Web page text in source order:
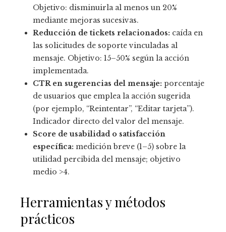
Objetivo: disminuirla al menos un 20%
mediante mejoras sucesivas.
Reducción de tickets relacionados: caída en
las solicitudes de soporte vinculadas al
mensaje. Objetivo: 15–50% según la acción
implementada.
CTR en sugerencias del mensaje: porcentaje
de usuarios que emplea la acción sugerida
(por ejemplo, “Reintentar”, “Editar tarjeta”).
Indicador directo del valor del mensaje.
Score de usabilidad o satisfacción
específica: medición breve (1–5) sobre la
utilidad percibida del mensaje; objetivo
medio >4.
Herramientas y métodos
prácticos